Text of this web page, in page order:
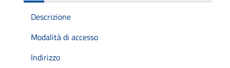
Descrizione
Modalità di accesso
Indirizzo